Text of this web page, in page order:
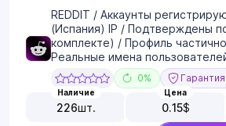
REDDIT / Аккаунты
(Испания) IP / Подтверждены
комплекте) / Профиль
Реальные имена
0%
Наличие
226шт.
Цена
0.15$